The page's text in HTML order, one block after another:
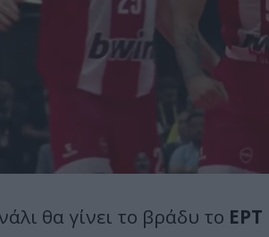
θα γίνει το βράδυ το ΕΡΤ